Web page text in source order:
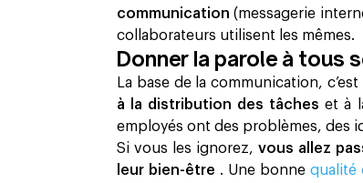
communication(messagerie
collaborateurs utilisent les même​s.
Donner la parole à tous
La base de la communication, c’est
à la distribution des tâcheset à
employés ont des problèmes, des
Si vous les ignorez, vous allez
leur bien-être . Une bonnequalité